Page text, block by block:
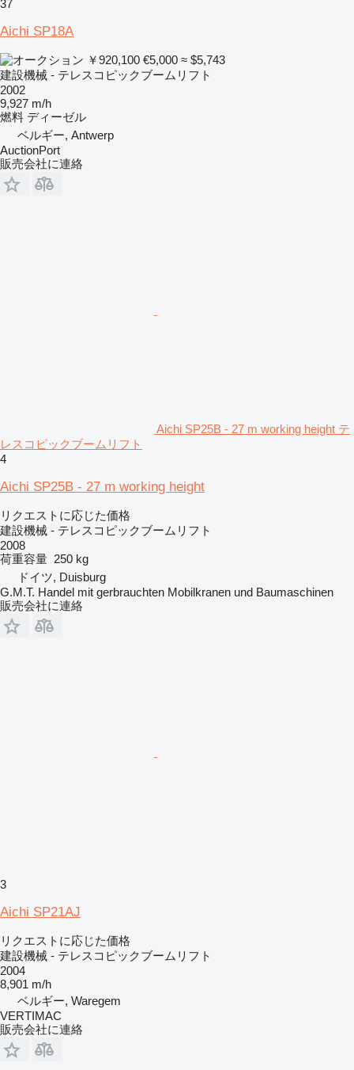
37
Aichi SP18A
￥920,100 €5,000 ≈ $5,743
建設機械 - テレスコピックブームリフト
2002
9,927 m/h
燃料 ディーゼル
ベルギー, Antwerp
AuctionPort
販売会社に連絡
Aichi SP25B - 27 m working height テ
レスコピックブームリフト
4
Aichi SP25B - 27 m working height
リクエストに応じた価格
建設機械 - テレスコピックブームリフト
2008
荷重容量 250 kg
ドイツ, Duisburg
G.M.T. Handel mit gerbrauchten Mobilkranen und Baumaschinen
販売会社に連絡
3
Aichi SP21AJ
リクエストに応じた価格
建設機械 - テレスコピックブームリフト
2004
8,901 m/h
ベルギー, Waregem
VERTIMAC
販売会社に連絡